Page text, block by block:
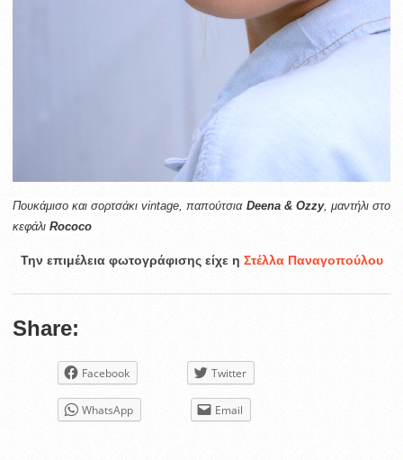
Πουκάμισο και σορτσάκι vintage, παπούτσια Deena & Ozzy, μαντήλι στο
κεφάλι Rococo
Την επιμέλεια φωτογράφισης είχε η Στέλλα Παναγοπούλου
Share:
Facebook Twitter
WhatsApp Email